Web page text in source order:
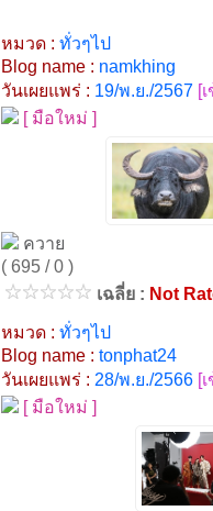
หมวด : ทั่วๆไป
Blog name : namkhing
วันเผยแพร่ : 19/พ.ย./2567 [
[ มือใหม่ ]
ควาย
( 695 / 0 )
เฉลี่ย : Not
หมวด : ทั่วๆไป
Blog name : tonphat24
วันเผยแพร่ : 28/พ.ย./2566 [
[ มือใหม่ ]